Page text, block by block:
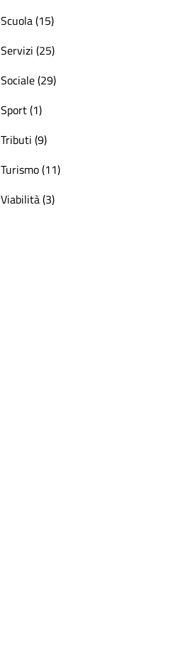
Scuola (15)
Servizi (25)
Sociale (29)
Sport (1)
Tributi (9)
Turismo (11)
Viabilità (3)